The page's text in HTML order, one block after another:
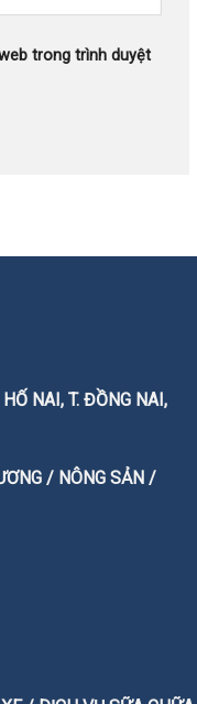
trong trình duyệt
NAI, T. ĐỒNG NAI,
/ NÔNG SẢN /